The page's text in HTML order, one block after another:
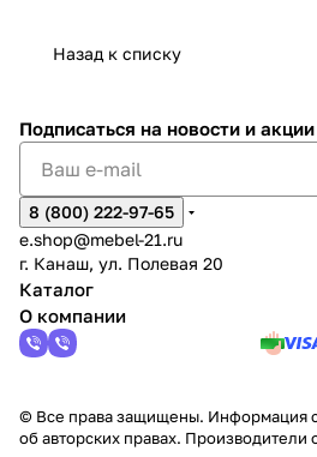
2
Назад к списку
Подписаться на новости и акции
8 (800) 222-97-65
e.shop@mebel-21.ru
г. Канаш, ул. Полевая 20
Каталог
О компании
© Все права защищены. Информация
об авторских правах. Производители